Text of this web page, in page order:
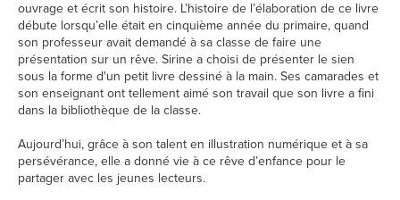
ouvrage et écrit son histoire. L’histoire de l’élaboration de ce livre
débute lorsqu’elle était en cinquième année du primaire, quand
son professeur avait demandé à sa classe de faire une
présentation sur un rêve. Sirine a choisi de présenter le sien
sous la forme d'un petit livre dessiné à la main. Ses camarades et
son enseignant ont tellement aimé son travail que son livre a fini
dans la bibliothèque de la classe.
Aujourd’hui, grâce à son talent en illustration numérique et à sa
persévérance, elle a donné vie à ce rêve d’enfance pour le
partager avec les jeunes lecteurs.